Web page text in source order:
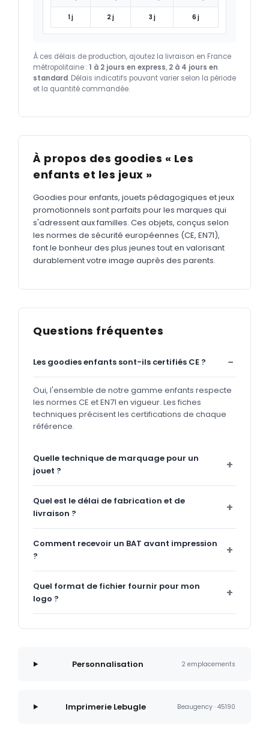
1 j 2 j 3 j 6 j
À ces délais de production, ajoutez la livraison en France
métropolitaine : 1 à 2 jours en express, 2 à 4 jours en
standard. Délais indicatifs pouvant varier selon la période
et la quantité commandée.
À propos des goodies « Les
enfants et les jeux »
Goodies pour enfants, jouets pédagogiques et jeux
promotionnels sont parfaits pour les marques qui
s'adressent aux familles. Ces objets, conçus selon
les normes de sécurité européennes (CE, EN71),
font le bonheur des plus jeunes tout en valorisant
durablement votre image auprès des parents.
Questions fréquentes
Les goodies enfants sont-ils certifiés CE ?
Oui, l'ensemble de notre gamme enfants respecte
les normes CE et EN71 en vigueur. Les fiches
techniques précisent les certifications de chaque
référence.
Quelle technique de marquage pour un
jouet ?
Quel est le délai de fabrication et de
livraison ?
Comment recevoir un BAT avant impression
?
Quel format de fichier fournir pour mon
logo ?
Personnalisation 2 emplacements
Imprimerie Lebugle Beaugency · 45190